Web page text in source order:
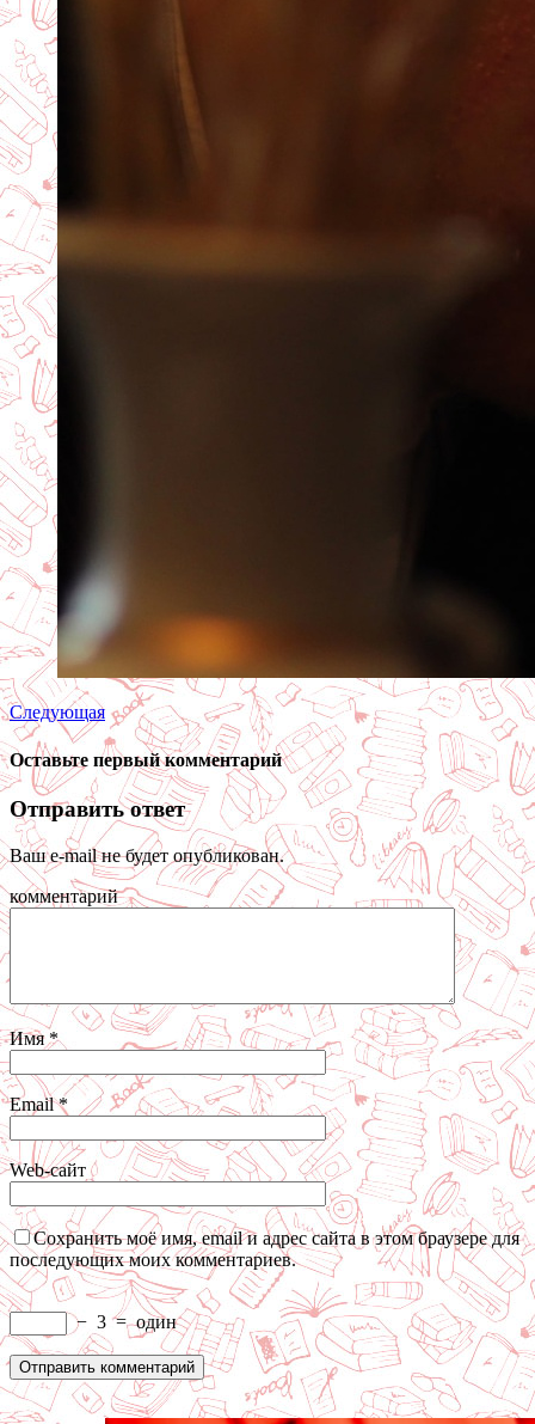
Следующая
Оставьте первый комментарий
Отправить ответ
Ваш e-mail не будет опубликован.
комментарий
Имя *
Email*
Web-сайт
Сохранить моё имя, email и адрес сайта в этом браузере для
последующих моих комментариев.
− 3 = один